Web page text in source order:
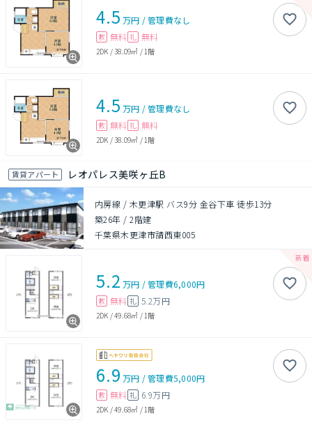
4.5 万円 /管理費なし
敷 無料 礼 無料
2DK /38.09㎡ / 1階
4.5 万円 /管理費なし
敷 無料 礼 無料
2DK /38.09㎡ / 1階
賃貸アパート レオパレス美咲ヶ丘B
内房線 / 木更津駅 バス9分 金谷下車 徒歩13分
築26年 /2階建
千葉県木更津市請西東005
5.2 万円 /管理費6,000円
敷 無料 礼 5.2万円
2DK /49.68㎡ / 1階
6.9 万円 /管理費5,000円
敷 無料 礼 6.9万円
2DK /49.68㎡ /1階